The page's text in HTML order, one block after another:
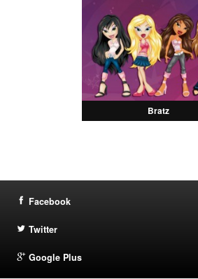
Bratz
Facebook
Twitter
Google Plus